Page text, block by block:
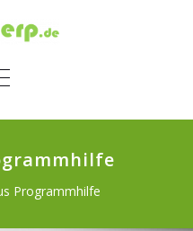
NAVIGATION
Programmhilfe